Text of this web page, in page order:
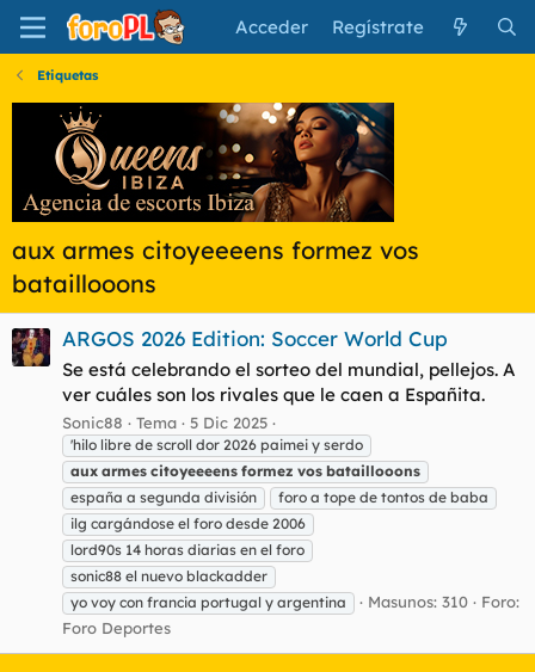
Acceder Regístrate
Etiquetas
aux armes citoyeeeens formez vos
bataillooons
ARGOS 2026 Edition: Soccer World Cup
Se está celebrando el sorteo del mundial, pellejos. A
ver cuáles son los rivales que le caen a Españita.
Sonic88 Tema 5 Dic 2025
'hilo libre de scroll dor 2026 paimei y serdo
aux armes citoyeeeens formez vos bataillooons
españa a segunda división
foro a tope de tontos de baba
ilg cargándose el foro desde 2006
lord90s 14 horas diarias en el foro
sonic88 el nuevo blackadder
yo voy con francia portugal y argentina
Masunos: 310
Foro:
Foro Deportes